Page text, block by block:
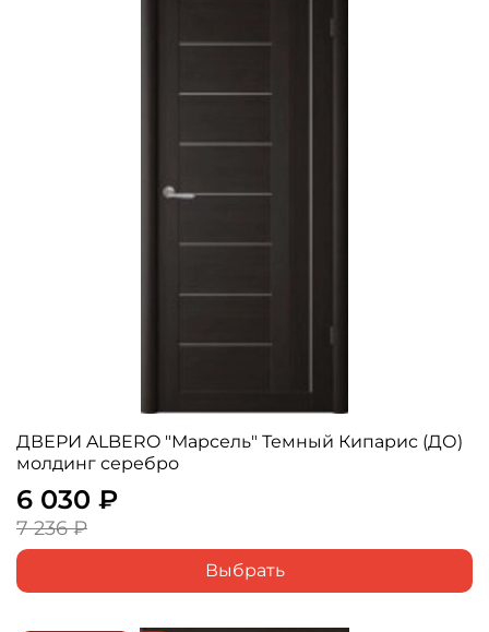
ДВЕРИ ALBERO "Марсель" Темный Кипарис (ДО)
молдинг серебро
6 030 ₽
7 236 ₽
Выбрать